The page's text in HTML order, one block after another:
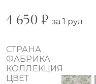
4 650 ₽ за 1 рул
СТРАНА
ФАБРИКА
КОЛЛЕКЦИЯ
ЦВЕТ